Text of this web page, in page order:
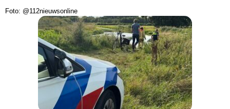
Foto: @112nieuwsonline